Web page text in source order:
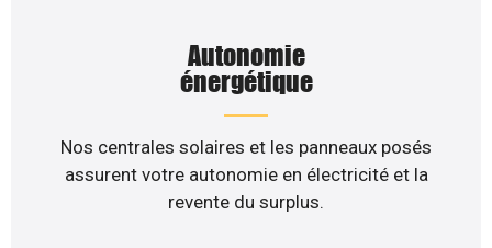
Autonomie
énergétique
Nos centrales solaires et les panneaux posés
assurent votre autonomie en électricité et la
revente du surplus.